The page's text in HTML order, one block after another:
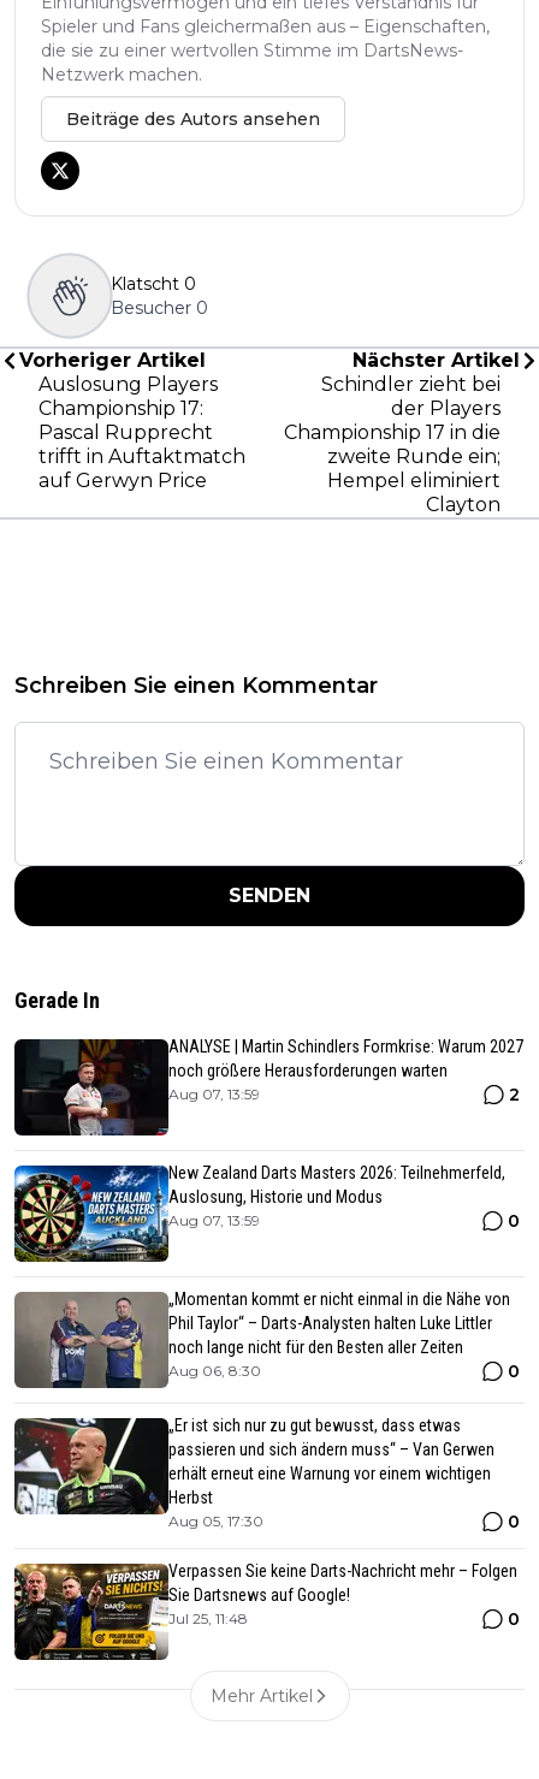
Spieler und Fans gleichermaßen aus – Eigenschaften,
die sie zu einer wertvollen Stimme im DartsNews-
Netzwerk machen.
Beiträge des Autors ansehen
Klatscht 0
Besucher 0
Vorheriger Artikel
Auslosung Players
Championship 17:
Pascal Rupprecht
trifft in Auftaktmatch
auf Gerwyn Price
Nächster Artikel
Schindler zieht bei
der Players
Championship 17 in die
zweite Runde ein;
Hempel eliminiert
Clayton
Schreiben Sie einen Kommentar
SENDEN
Gerade In
ANALYSE | Martin Schindlers Formkrise: Warum 2027
noch größere Herausforderungen warten
Aug 07, 13:59 2
New Zealand Darts Masters 2026: Teilnehmerfeld,
Auslosung, Historie und Modus
Aug 07, 13:59 0
„Momentan kommt er nicht einmal in die Nähe von
Phil Taylor“ – Darts-Analysten halten Luke Littler
noch lange nicht für den Besten aller Zeiten
Aug 06, 8:30 0
„Er ist sich nur zu gut bewusst, dass etwas
passieren und sich ändern muss“ – Van Gerwen
erhält erneut eine Warnung vor einem wichtigen
Herbst
Aug 05, 17:30 0
Verpassen Sie keine Darts-Nachricht mehr – Folgen
Sie Dartsnews auf Google!
Jul 25, 11:48 0
Mehr Artikel